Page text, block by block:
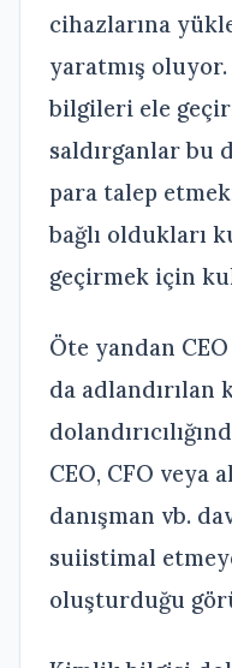
cihazlarına
yaratmış
bilgileri ele
saldırganlar bu
para talep
bağlı oldukları
geçirmek için
Öte yandan CEO
da adlandırılan
CEO, CFO veya
danışman vb.
suiistimal
oluşturduğu